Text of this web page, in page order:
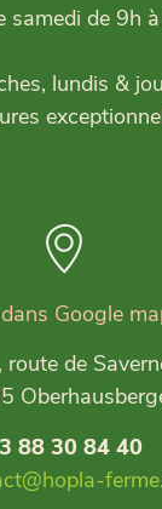
samedi de 9h
lundis &
Google
route de
88 30 84 40